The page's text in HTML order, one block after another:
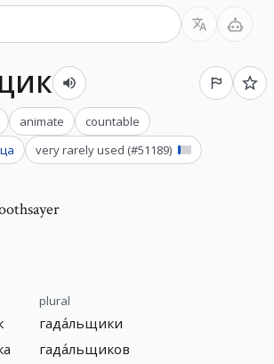
animate
countable
very rarely used (#51189)
plural
гада́льщики
гада́льщиков